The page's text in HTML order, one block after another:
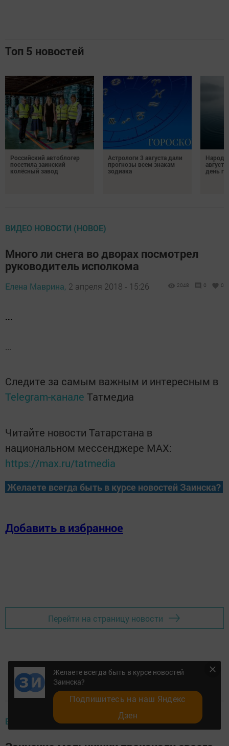
Топ 5 новостей
Российский автоблогер
посетила заинский
колёсный завод
Астрологи 3 августа дали
прогнозы всем знакам
зодиака
день
ВИДЕО НОВОСТИ (НОВОЕ)
Много ли снега во дворах посмотрел
руководитель исполкома
Елена Маврина, 2 апреля 2018 - 15:26 2048 0 0
...
...
Следите за самым важным и интересным в
Telegram-канале Татмедиа
Читайте новости Татарстана в
национальном мессенджере MАХ:
https://max.ru/tatmedia
Желаете всегда быть в курсе новостей Заинска?
Добавить в избранное
Перейти на страницу новости
ВИДЕО НОВОСТИ (НОВОЕ)
Желаете всегда быть в курсе новостей
Заинска?
Подпишитесь на наш Яндекс
Дзен